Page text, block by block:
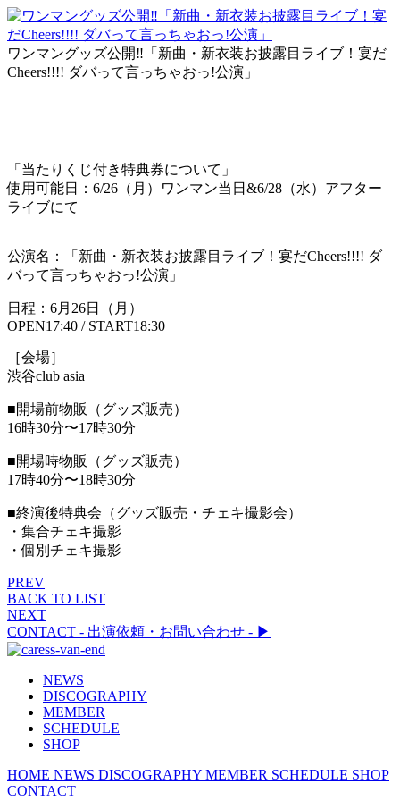
ワンマングッズ公開‼︎「新曲・新衣装お披露目ライブ！宴だ
Cheers!!!! ダバって言っちゃおっ!公演」
「当たりくじ付き特典券について」
使用可能日：6/26（月）ワンマン当日&6/28（水）アフター
ライブにて
公演名：「新曲・新衣装お披露目ライブ！宴だCheers!!!! ダ
バって言っちゃおっ!公演」
日程：6月26日（月）
OPEN17:40 / START18:30
［会場］
渋谷club asia
■開場前物販（グッズ販売）
16時30分〜17時30分
■開場時物販（グッズ販売）
17時40分〜18時30分
■終演後特典会（グッズ販売・チェキ撮影会）
・集合チェキ撮影
・個別チェキ撮影
PREV
BACK TO LIST
NEXT
CONTACT - 出演依頼・お問い合わせ - ▶︎
NEWS
DISCOGRAPHY
MEMBER
SCHEDULE
SHOP
HOME NEWS DISCOGRAPHY MEMBER SCHEDULE SHOP
CONTACT